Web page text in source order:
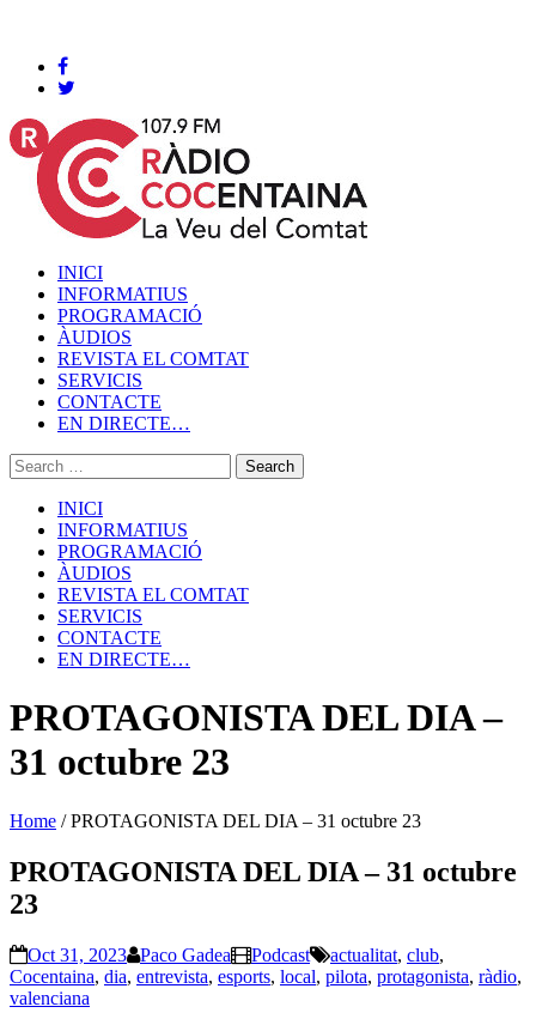
INICI
INFORMATIUS
PROGRAMACIÓ
ÀUDIOS
REVISTA EL COMTAT
SERVICIS
CONTACTE
EN DIRECTE…
INICI
INFORMATIUS
PROGRAMACIÓ
ÀUDIOS
REVISTA EL COMTAT
SERVICIS
CONTACTE
EN DIRECTE…
PROTAGONISTA DEL DIA –
31 octubre 23
Home /PROTAGONISTA DEL DIA – 31 octubre 23
PROTAGONISTA DEL DIA – 31 octubre
23
Oct 31, 2023 Paco Gadea Podcast actualitat, club,
Cocentaina, dia, entrevista, esports, local, pilota, protagonista, ràdio,
valenciana